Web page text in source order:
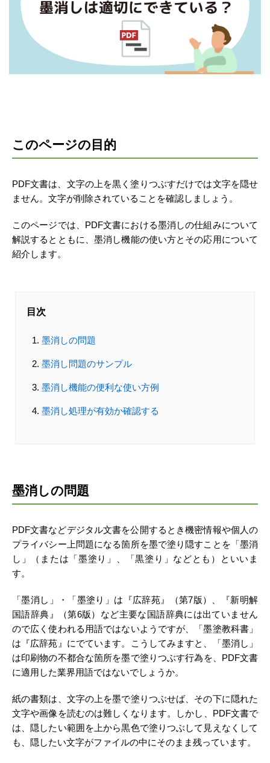
このページの目的
PDF文書は、文字の上を黒く塗りつぶすだけでは文字を隠せ
ません。文字が削除されていることを確認しましょう。
このページでは、PDF文書における墨消しの仕組みについて
解説するとともに、墨消し機能の使い方とその応用について
紹介します。
目次
墨消しの問題
墨消し問題のサンプル
墨消し機能の便利な使い方例
墨消し処理が有効か確認する
墨消しの問題
PDF文書などデジタル文書を公開するとき機密情報や個人の
プライバシー上問題になる箇所を墨で塗り隠すことを「墨消
し」（または「墨塗り」、「黒塗り」などとも）といいま
す。
「墨消し」・「墨塗り」は『広辞苑』（第7版）、『新明解
国語辞典』（第6版）など主要な国語辞典には出ていません
ので広く使われる用語ではないようですが、「墨塗教科書」
は『広辞苑』にでています。こうしてみますと、「墨消し」
は印刷物の不都合な箇所を墨で塗りつぶす行為を、PDF文書
に適用した業界用語ではないでしょうか。
紙の書類は、文字の上を墨で塗りつぶせば、その下に隠れた
文字や画像を読むのは難しくなります。しかし、PDF文書で
は、隠したい範囲を上から黒色で塗りつぶして見えなくして
も、隠したい文字がファイルの中にそのまま残っています。